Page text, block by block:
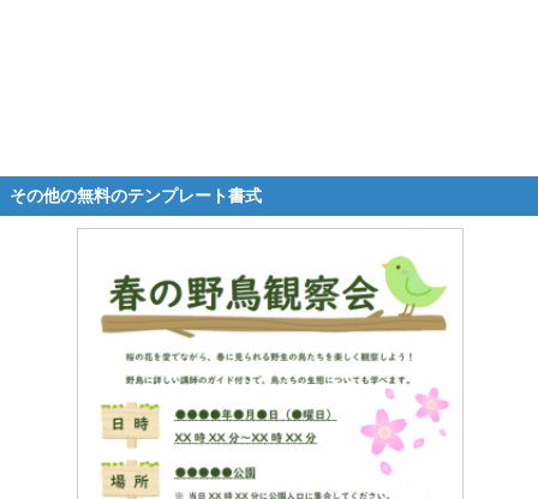
その他の無料のテンプレート書式